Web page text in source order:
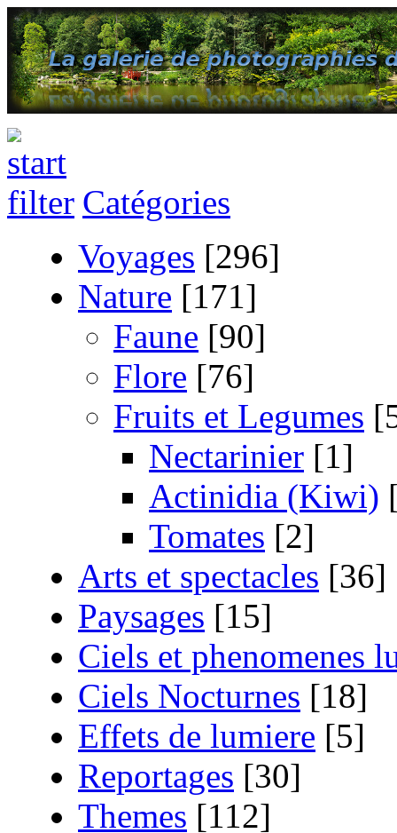
Catégories
Voyages [296]
Nature [171]
Faune [90]
Flore [76]
Fruits et Legumes
Nectarinier [1]
Actinidia (Kiwi)
Tomates [2]
Arts et spectacles [36]
Paysages [15]
Ciels et phenomenes
Ciels Nocturnes [18]
Effets de lumiere [5]
Reportages [30]
Themes [112]